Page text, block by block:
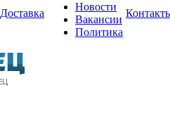
Доставка
Новости
Вакансии
Политика